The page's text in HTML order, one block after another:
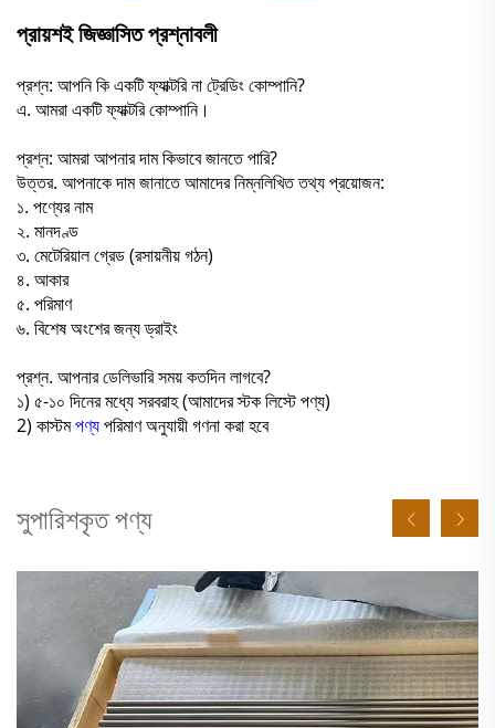
প্রায়শই জিজ্ঞাসিত প্রশ্নাবলী
প্রশ্ন: আপনি কি একটি ফ্যাক্টরি না ট্রেডিং কোম্পানি?
এ. আমরা একটি ফ্যাক্টরি কোম্পানি।
প্রশ্ন: আমরা আপনার দাম কিভাবে জানতে পারি?
উত্তর. আপনাকে দাম জানাতে আমাদের নিম্নলিখিত তথ্য প্রয়োজন:
১. পণ্যের নাম
২. মানদণ্ড
৩. মেটেরিয়াল গ্রেড (রসায়নীয় গঠন)
৪. আকার
৫. পরিমাণ
৬. বিশেষ অংশের জন্য ড্রাইং
প্রশ্ন. আপনার ডেলিভারি সময় কতদিন লাগবে?
১) ৫-১০ দিনের মধ্যে সরবরাহ (আমাদের স্টক লিস্টে পণ্য)
2) কাস্টমপণ্যপরিমাণ অনুযায়ী গণনা করা হবে
সুপারিশকৃত পণ্য